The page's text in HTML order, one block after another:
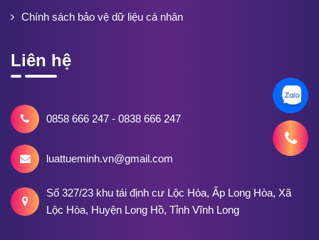
Chính sách bảo vệ dữ liệu cá nhân
Liên hệ
0858 666 247 - 0838 666 247
luattueminh.vn@gmail.com
Số 327/23 khu tái định cư Lộc Hòa, Ấp Long Hòa, Xã
Lộc Hòa, Huyện Long Hồ, Tỉnh Vĩnh Long